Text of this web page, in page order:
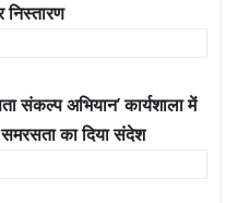
निस्तारण
संकल्प अभियान’ कार्यशाला में
समरसता का दिया संदेश